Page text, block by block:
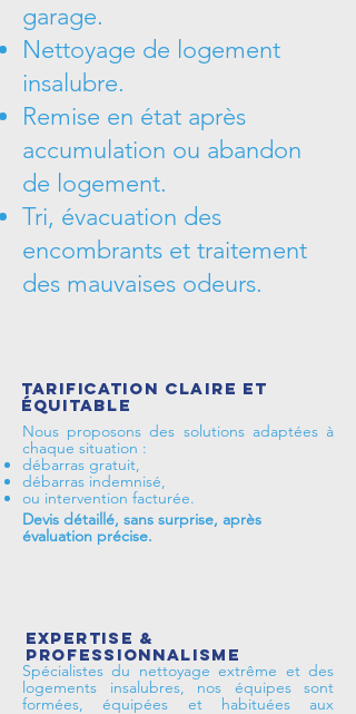
garage.
Nettoyage de logement
insalubre.
Remise en état après
accumulation ou abandon
de logement.
Tri, évacuation des
encombrants et traitement
des mauvaises odeurs.
Tarification claire et
équitable
Nous proposons des solutions adaptées à
chaque situation :
débarras gratuit,
débarras indemnisé,
ou intervention facturée.
Devis détaillé, sans surprise, après
évaluation précise.
Expertise &
professionnalisme
Spécialistes du nettoyage extrême et des
logements insalubres, nos équipes sont
formées, équipées et habituées aux